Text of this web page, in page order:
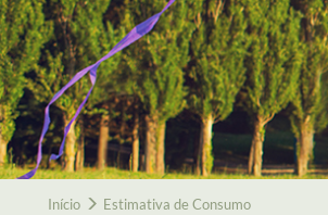
Início Estimativa de Consumo